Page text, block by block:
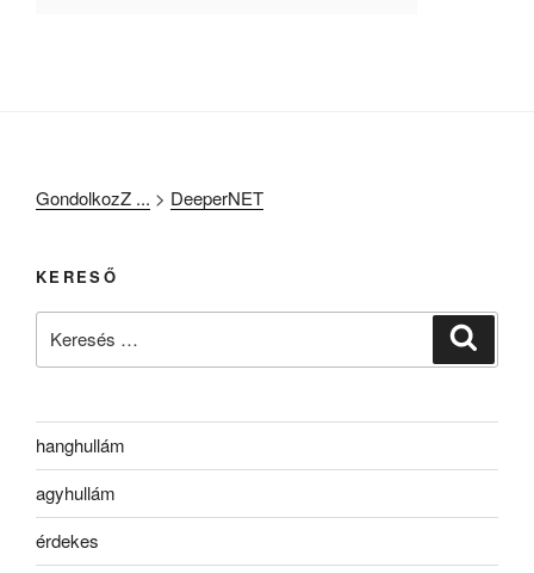
GondolkozZ ... > DeeperNET
KERESŐ
hanghullám
agyhullám
érdekes